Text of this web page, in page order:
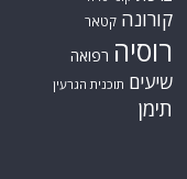
קורונה קטאר
רוסיה רפואה
שיעים תוכנית הגרעין
תימן